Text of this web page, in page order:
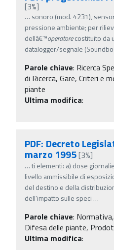
[3%]
… sonoro (mod. 4231),
pressione ambiente; per
dellâ€™operatorecostituito da
datalogger/segnale
Parole chiave: Ricerca
di Ricerca, Gare, Criteri e
piante
Ultima modifica:
PDF: Decreto
marzo 1995[3%]
…ti elementi: a) dose
livello ammissibile di
del destino e della
dell'impatto sulle speci …
Parole chiave:
Difesa delle piante,
Ultima modifica: